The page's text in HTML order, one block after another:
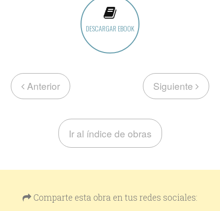
DESCARGAR EBOOK
Anterior Siguiente
Ir al índice de obras
Comparte esta obra en tus redes sociales: